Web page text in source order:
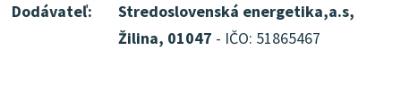
Dodávateľ:
Stredoslovenská energetika,a.s,
Žilina, 01047 - IČO: 51865467